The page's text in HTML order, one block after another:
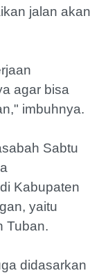
jalan akan
agar bisa
imbuhnya.
Sabtu
Kabupaten
yaitu
Tuban.
didasarkan